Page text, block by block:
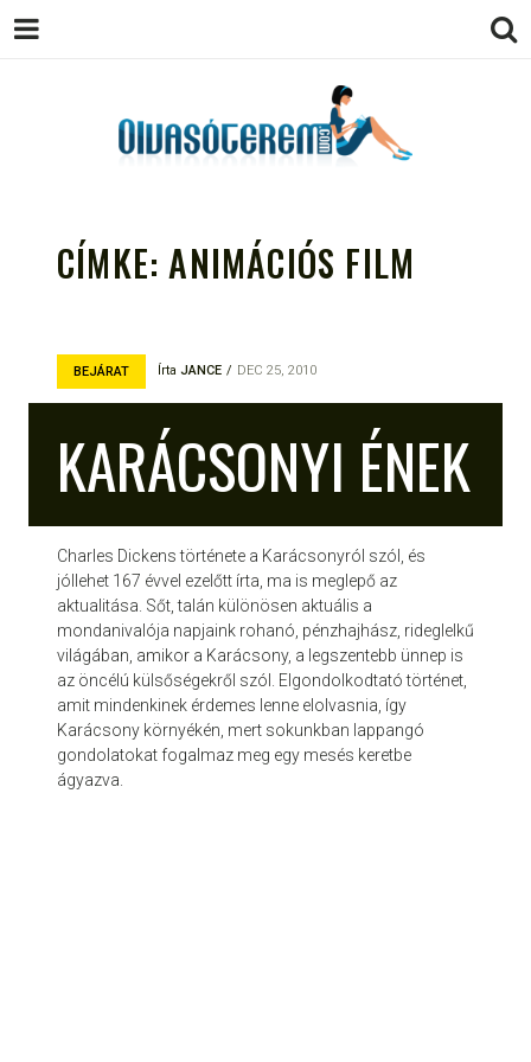
EGÉSZSÉGES OLVASÁS
TÁMOGATÓJA
CÍMKE:ANIMÁCIÓS FILM
BEJÁRAT Írta JANCE DEC 25, 2010
KARÁCSONYI ÉNEK
Charles Dickens története a Karácsonyról szól, és
jóllehet 167 évvel ezelőtt írta, ma is meglepő az
aktualitása. Sőt, talán különösen aktuális a
mondanivalója napjaink rohanó, pénzhajhász, rideglelkű
világában, amikor a Karácsony, a legszentebb ünnep is
az öncélú külsőségekről szól. Elgondolkodtató történet,
amit mindenkinek érdemes lenne elolvasnia, így
Karácsony környékén, mert sokunkban lappangó
gondolatokat fogalmaz meg egy mesés keretbe
ágyazva.